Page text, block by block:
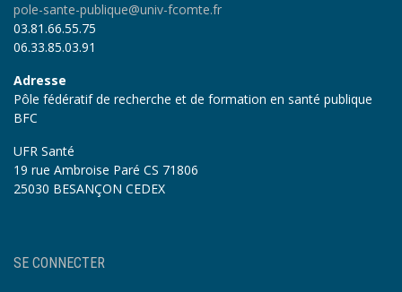
pole-sante-publique@univ-fcomte.fr
03.81.66.55.75
06.33.85.03.91
Adresse
Pôle fédératif de recherche et de formation en santé publique
BFC
UFR Santé
19 rue Ambroise Paré CS 71806
25030 BESANÇON CEDEX
User
account
SE CONNECTER